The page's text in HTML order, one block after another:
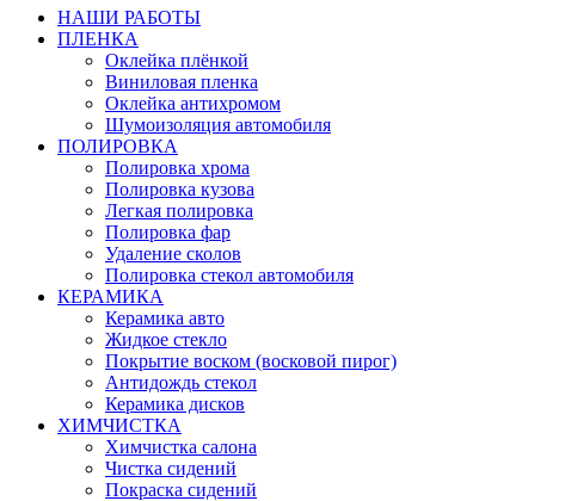
НАШИ РАБОТЫ
ПЛЕНКА
Оклейка плёнкой
Виниловая пленка
Оклейка антихромом
Шумоизоляция автомобиля
ПОЛИРОВКА
Полировка хрома
Полировка кузова
Легкая полировка
Полировка фар
Удаление сколов
Полировка стекол автомобиля
КЕРАМИКА
Керамика авто
Жидкое стекло
Покрытие воском (восковой пирог)
Антидождь стекол
Керамика дисков
ХИМЧИСТКА
Химчистка салона
Чистка сидений
Покраска сидений